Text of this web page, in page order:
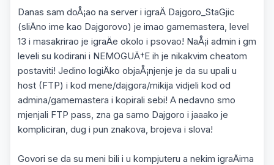
Danas sam doÅ¡ao na server i igraÄ Dajgoro_StaGjic
(sliÄno ime kao Dajgorovo) je imao gamemastera, level
13 i masakrirao je igraÄe okolo i psovao! NaÅ¡i admin i gm
leveli su kodirani i NEMOGUÄ†E ih je nikakvim cheatom
postaviti! Jedino logiÄko objaÅ¡njenje je da su upali u
host (FTP) i kod mene/dajgora/mikija vidjeli kod od
admina/gamemastera i kopirali sebi! A nedavno smo
mjenjali FTP pass, zna ga samo Dajgoro i jaaako je
kompliciran, dug i pun znakova, brojeva i slova!
Govori se da su meni bili i u kompjuteru a nekim igraÄima